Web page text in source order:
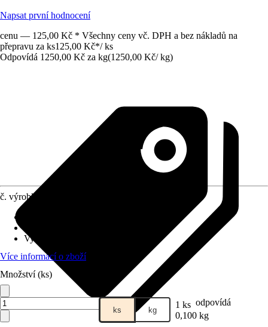
Napsat první hodnocení
cenu — 125,00 Kč * Všechny ceny vč. DPH a bez nákladů na
přepravu za ks125,00 Kč*/ ks
Odpovídá 1250,00 Kč za kg(1250,00 Kč/ kg)
č. výrobku
Využití
Více informací o zboží
Množství (ks)
ks kg 1 ks odpovídá
0,100 kg